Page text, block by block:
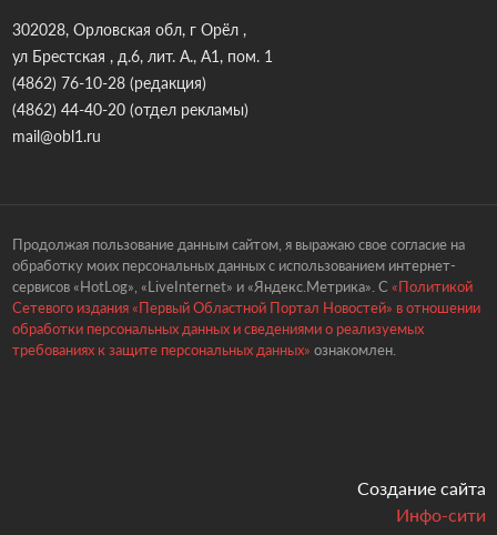
302028, Орловская обл, г Орёл ,
ул Брестская , д.6, лит. А., А1, пом. 1
(4862) 76-10-28(редакция)
(4862) 44-40-20(отдел рекламы)
mail@obl1.ru
Продолжая пользование данным сайтом, я выражаю свое согласие на
обработку моих персональных данных с использованием интернет-
сервисов «HotLog», «LiveInternet» и «Яндекс.Метрика». С «Политикой
Сетевого издания «Первый Областной Портал Новостей» в отношении
обработки персональных данных и сведениями о реализуемых
требованиях к защите персональных данных» ознакомлен.
Создание сайта
Инфо-сити